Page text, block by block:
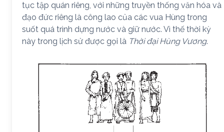
tục tập quán riêng, với những truyền thống văn hóa và
đạo đức riêng là công lao của các vua Hùng trong
suốt quá trình dựng nước và giữ nước. Vì thế thời kỳ
này trong lịch sử được gọi là Thời đại Hùng Vương.